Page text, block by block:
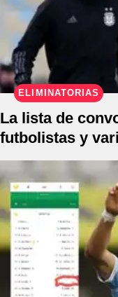
ELIMINATORIAS
La lista de
futbolistas y